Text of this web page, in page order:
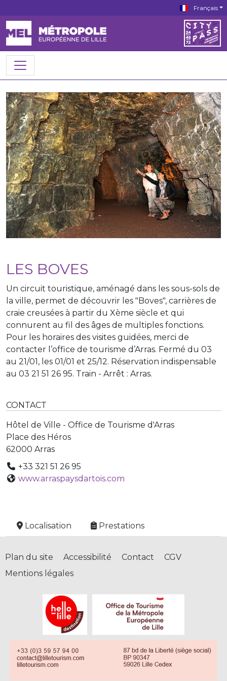
Français
LES BOVES
Un circuit touristique, aménagé dans les sous-sols de
la ville, permet de découvrir les "Boves", carrières de
craie creusées à partir du Xème siècle et qui
connurent au fil des âges de multiples fonctions.
Pour les horaires des visites guidées, merci de
contacter l’office de tourisme d’Arras. Fermé du 03
au 21/01, les 01/01 et 25/12. Réservation indispensable
au 03 21 51 26 95. Train - Arrêt : Arras.
CONTACT
Hôtel de Ville - Office de Tourisme d'Arras
Place des Héros
62000 Arras
+33 321 51 26 95
www.arraspaysdartois.com
Localisation Prestations
Plan du site Accessibilité Contact
CGV
Mentions légales